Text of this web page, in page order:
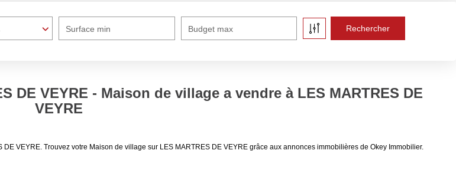
Surface min Budget max
DE VEYRE - Maison de village a vendre à LES MARTRES DE
VEYRE
VEYRE. Trouvez votre Maison de village sur LES MARTRES DE VEYRE grâce aux annonces immobilières de Okey Immobilier.